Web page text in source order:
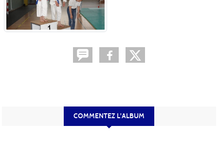
COMMENTEZ L'ALBUM